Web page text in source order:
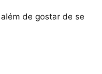
de gostar de se